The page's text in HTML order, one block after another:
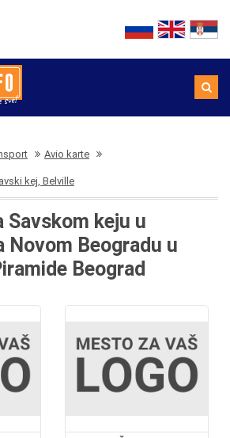
Avio karte
kej, Belville
Savskom keju u
Novom Beogradu u
Beograd